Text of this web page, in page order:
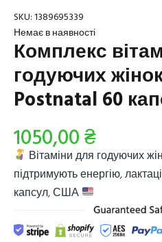
SKU:1389695339
Немає в наявності
Комплекс
годуючих
Postnatal 60
1050,00₴
Вітаміни для годуючих
підтримують енергію,
капсул, США